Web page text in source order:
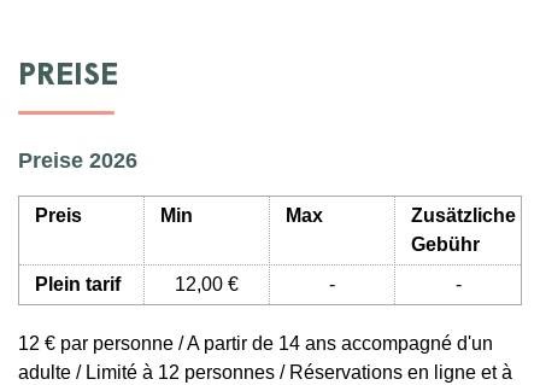
PREISE
Preise 2026
Preis Min Max
Zusätzliche
Gebühr
Plein tarif
12,00 € - -
12 € par personne / A partir de 14 ans accompagné d'un
adulte / Limité à 12 personnes / Réservations en ligne et à